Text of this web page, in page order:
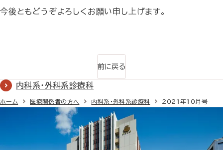
今後ともどうぞよろしくお願い申し上げます。
前に戻る
内科系・外科系診療科
ホーム 医療関係者の方へ 内科系・外科系診療科 2021年10月号